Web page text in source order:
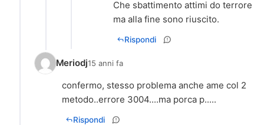
Che sbattimento attimi do terrore
ma alla fine sono riuscito.
Rispondi
Meriodj15 anni fa
confermo, stesso problema anche ame col 2
metodo..errore 3004....ma porca p.....
Rispondi